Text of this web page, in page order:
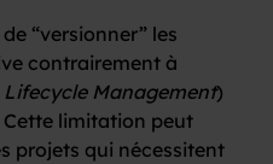
“versionner” les
contrairement à
Management)
Cette limitation peut
projets qui nécessitent